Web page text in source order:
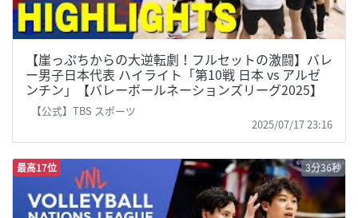
【崖っぷちからの大逆転劇！フルセットの激闘】バレ
ー男子日本代表 ハイライト「第10戦 日本 vs アルゼ
ンチン」【バレーボールネーションズリーグ2025】
【公式】TBS スポーツ
2025/07/17 23:16
最高17位 3分36秒